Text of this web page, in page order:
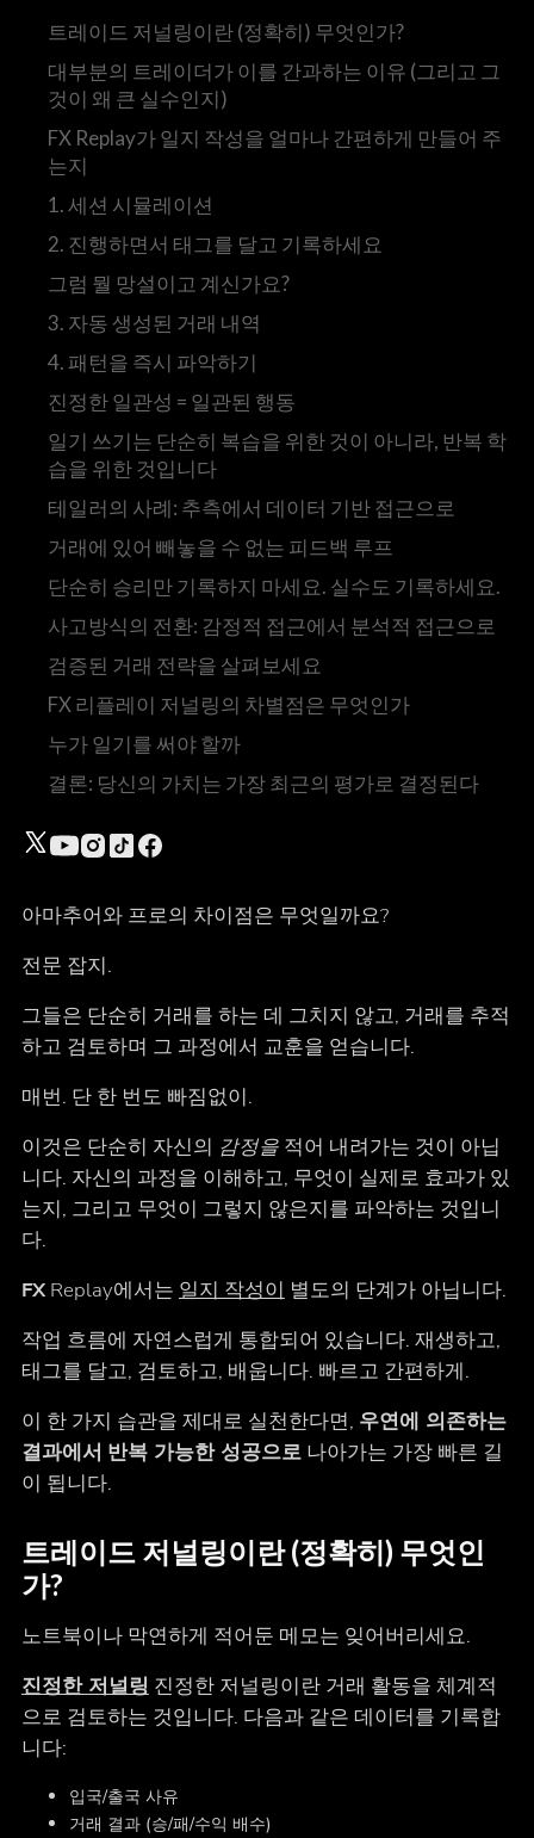
아마추어와 프로의 차이점은 무엇일까요?
전문 잡지.
그들은 단순히 거래를 하는 데 그치지 않고, 거래를 추적
하고 검토하며 그 과정에서 교훈을 얻습니다.
매번. 단 한 번도 빠짐없이.
이것은 단순히 자신의 감정을적어 내려가는 것이 아닙
니다. 자신의 과정을 이해하고, 무엇이 실제로 효과가 있
는지, 그리고 무엇이 그렇지 않은지를 파악하는 것입니
다.
FXReplay에서는 일지 작성이 별도의 단계가 아닙니다.
작업 흐름에 자연스럽게 통합되어 있습니다. 재생하고,
태그를 달고, 검토하고, 배웁니다. 빠르고 간편하게.
이 한 가지 습관을 제대로 실천한다면, 우연에 의존하는
결과에서 반복 가능한 성공으로나아가는 가장 빠른 길
이 됩니다.
트레이드 저널링이란 (정확히) 무엇인
가?
노트북이나 막연하게 적어둔 메모는 잊어버리세요.
진정한 저널링 진정한 저널링이란 거래 활동을 체계적
으로 검토하는 것입니다. 다음과 같은 데이터를 기록합
니다:
입국/출국 사유
거래 결과 (승/패/수익 배수)
트레이드 저널링이란 (정확히) 무엇인가?
대부분의 트레이더가 이를 간과하는 이유 (그리고 그
것이 왜 큰 실수인지)
FX Replay가 일지 작성을 얼마나 간편하게 만들어 주
는지
1. 세션 시뮬레이션
2. 진행하면서 태그를 달고 기록하세요
그럼 뭘 망설이고 계신가요?
3. 자동 생성된 거래 내역
4. 패턴을 즉시 파악하기
진정한 일관성 = 일관된 행동
일기 쓰기는 단순히 복습을 위한 것이 아니라, 반복 학
습을 위한 것입니다
테일러의 사례: 추측에서 데이터 기반 접근으로
거래에 있어 빼놓을 수 없는 피드백 루프
단순히 승리만 기록하지 마세요. 실수도 기록하세요.
사고방식의 전환: 감정적 접근에서 분석적 접근으로
검증된 거래 전략을 살펴보세요
FX 리플레이 저널링의 차별점은 무엇인가
누가 일기를 써야 할까
결론: 당신의 가치는 가장 최근의 평가로 결정된다